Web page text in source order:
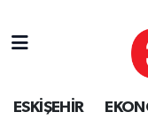
ESKİŞEHİR